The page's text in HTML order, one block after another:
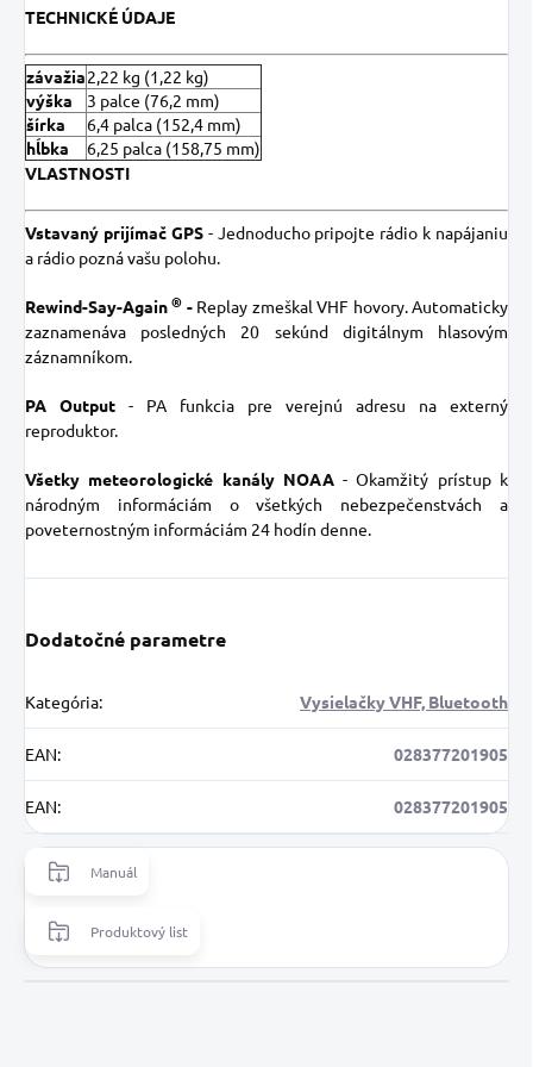
TECHNICKÉ ÚDAJE
závažia2,22 kg (1,22 kg)
výška
3 palce (76,2 mm)
šírka
6,4 palca (152,4 mm)
hĺbka
6,25 palca (158,75 mm)
VLASTNOSTI
Vstavaný prijímač GPS- Jednoducho pripojte rádio k napájaniu
a rádio pozná vašu polohu.
Rewind-Say-Again® -Replay zmeškal VHF hovory. Automaticky
zaznamenáva posledných 20 sekúnd digitálnym hlasovým
záznamníkom.
PA Output - PA funkcia pre verejnú adresu na externý
reproduktor.
Všetky meteorologické kanály NOAA- Okamžitý prístup k
národným informáciám o všetkých nebezpečenstvách a
poveternostným informáciám 24 hodín denne.
Dodatočné parametre
Kategória: Vysielačky VHF, Bluetooth
EAN: 028377201905
EAN: 028377201905
Manuál
Produktový list